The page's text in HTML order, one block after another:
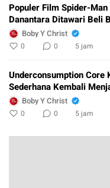
Populer Film Spider-
Danantara Ditawari Beli
Boby Y Christ
0 0 5 jam
Underconsumption Core
Sederhana Kembali
Boby Y Christ
0 0 5 jam